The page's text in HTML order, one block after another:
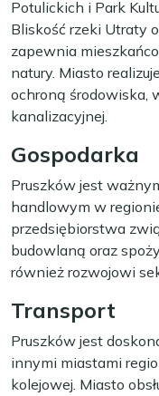
Potulickich i Park
Bliskość rzeki Utraty
zapewnia
natury. Miasto
ochroną środowiska,
kanalizacyjnej.
Gospodarka
Pruszków jest
handlowym w
przedsiębiorstwa
budowlaną oraz
również rozwojowi
Transport
Pruszków jest
innymi miastami
kolejowej. Miasto